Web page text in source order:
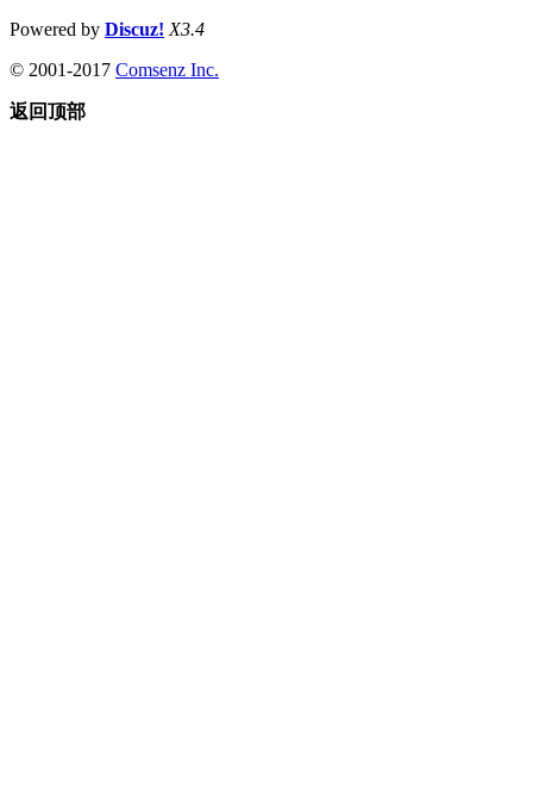
Powered by Discuz! X3.4
© 2001-2017 Comsenz Inc.
返回顶部